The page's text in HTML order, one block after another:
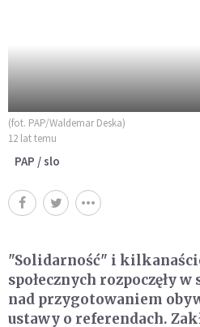
(fot. PAP/Waldemar Deska)
12 lat temu
PAP / slo
"Solidarność" i
społecznych rozpoczęły
nad przygotowaniem
ustawy o referendach.